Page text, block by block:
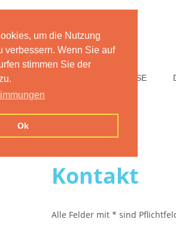
um die Nutzung
verbessern. Wenn Sie auf
stimmen Sie der
Ok
PREISE
Kontakt
Alle Felder mit * sind